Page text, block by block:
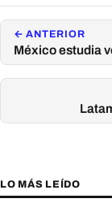
← ANTERIOR
México estudia
LO MÁS LEÍDO